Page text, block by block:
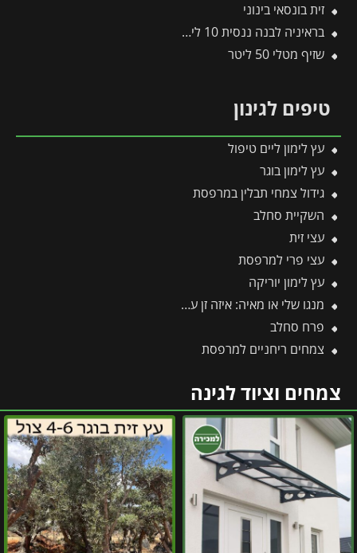
זית בונסאי בינוני
בראיניה לבנה ננסית 10 ליטר
שזיף מטלי 50 ליטר
טיפים לגינון
עץ לימון ליים טיפול
עץ לימון בוגר
גידול צמחי תבלין במרפסת
השקיית סחלב
עצי זית
עצי פרי למרפסת
עץ לימון יוריקה
מנגו שלי או מאיה: איזה זן עדיף לגדל ואיזה פחות מומלץ?
פרח סחלב
צמחים ריחניים למרפסת
צמחים וציוד לגינה